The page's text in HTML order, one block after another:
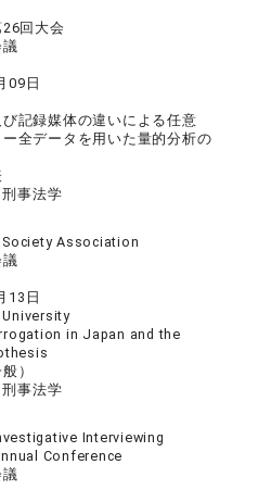
回大会
議
09日
記録媒体の違いによる任意
全データを用いた量的分析の
事法学
Association
議
13日
University
in Japan and the
）
事法学
Interviewing
Conference
議